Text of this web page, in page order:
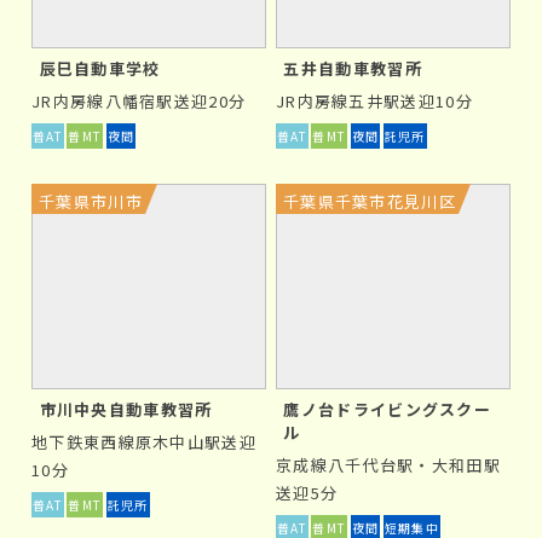
特に、夏休みや春休み等の繁忙期は技能教習の予約が取
りにくくなります。そのため、この時期に入所された場
合は閑散期に入所するよりも教習期間が長引く傾向にあ
ります。
合宿免許のメリットは？
合宿免許は、最低で2週間ほどのまとまった休みが必要
ですが、教習スケジュールが固定されその分短期間での
辰巳自動車学校
JR内房線八幡宿駅送迎20分
普AT 普MT 夜間
五井自動車教習所
JR内房線五井駅送迎10分
普AT 普MT 夜間 託児所
千葉県市川市
市川中央自動車教習所
地下鉄東西線原木中山駅送迎
10分
普AT 普MT 託児所
千葉県千葉市花見川区
鷹ノ台ドライビングスクー
ル
京成線八千代台駅・大和田駅
送迎5分
普AT 普MT 夜間 短期集中